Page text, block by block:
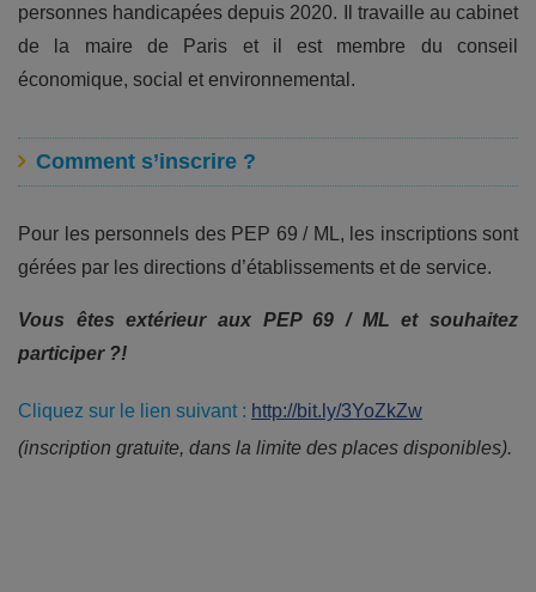
personnes handicapées depuis 2020. Il travaille au cabinet
de la maire de Paris et il est membre du conseil
économique, social et environnemental.
Comment s’inscrire ?
Pour les personnels des PEP 69 / ML, les inscriptions sont
gérées par les directions d’établissements et de service.
Vous êtes extérieur aux PEP 69 / ML et souhaitez
participer ?!
Cliquez sur le lien suivant : http://bit.ly/3YoZkZw
(inscription gratuite, dans la limite des places disponibles).